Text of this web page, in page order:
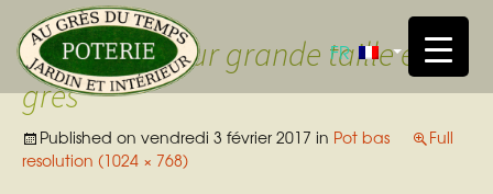
FR
Skip
pot de fleur grande taille en
grès
Published on vendredi 3 février 2017 in Pot bas
Full
resolution (1024 × 768)